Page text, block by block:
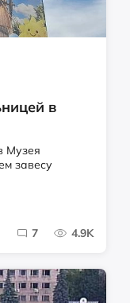
в
Музея
завесу
7 4.9K